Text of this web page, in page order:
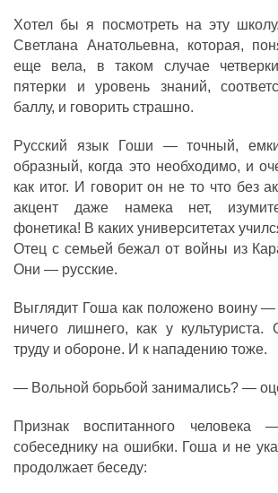
Хотел бы я посмотреть на эту
Светлана Анатольевна, которая,
еще вела, в таком случае
пятерки и уровень знаний,
баллу, и говорить страшно.
Русский язык Гоши — точный,
образный, когда это необходимо, и
как итог. И говорит он не то что без
акцент даже намека нет,
фонетика! В каких университетах
Отец с семьей бежал от войны из
Они — русские.
Выглядит Гоша как положено воину
ничего лишнего, как у культуриста.
труду и обороне. И к нападению тоже.
— Вольной борьбой занимались? —
Признак воспитанного человека
собеседнику на ошибки. Гоша и не
продолжает беседу: